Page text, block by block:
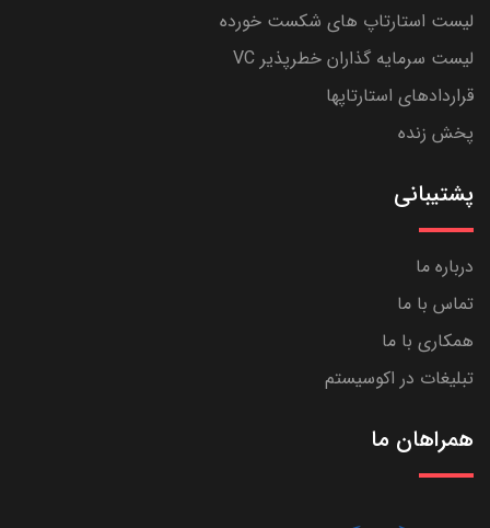
لیست استارتاپ های شکست خورده
لیست سرمایه گذاران خطرپذیر VC
قراردادهای استارتاپها
پخش زنده
پشتیبانی
درباره ما
تماس با ما
همکاری با ما
تبلیغات در اکوسیستم
همراهان ما